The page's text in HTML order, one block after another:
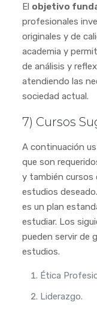
El objetivo
profesionales
originales y de
academia y
de análisis y
atendiendo las
sociedad actual.
7) Cursos
A continuación
que son
y también cursos
estudios
es un plan
estudiar. Los
pueden servir de
estudios.
Ética
Liderazgo.